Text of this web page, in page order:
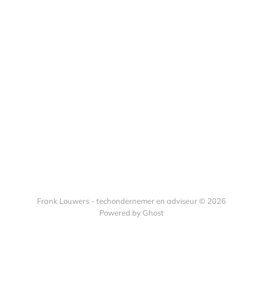
Frank Louwers - techondernemer en adviseur © 2026
Powered by Ghost